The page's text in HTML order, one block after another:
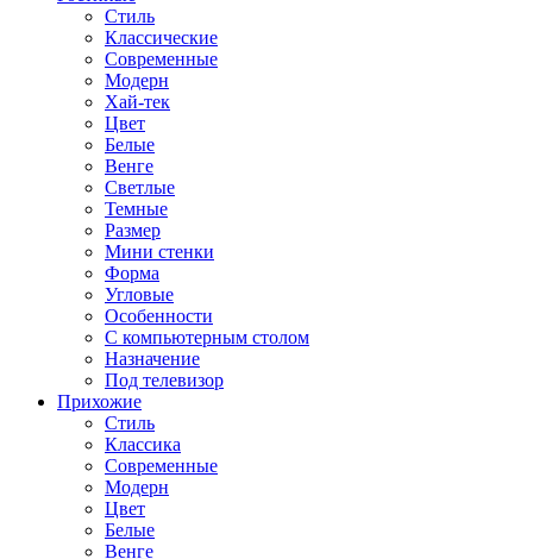
Стиль
Классические
Современные
Модерн
Хай-тек
Цвет
Белые
Венге
Светлые
Темные
Размер
Мини стенки
Форма
Угловые
Особенности
С компьютерным столом
Назначение
Под телевизор
Прихожие
Стиль
Классика
Современные
Модерн
Цвет
Белые
Венге